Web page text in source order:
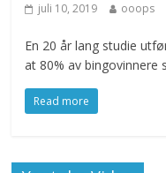
juli 10, 2019 ooops
En 20 år lang studie
at 80% av bingovinnere
Read more